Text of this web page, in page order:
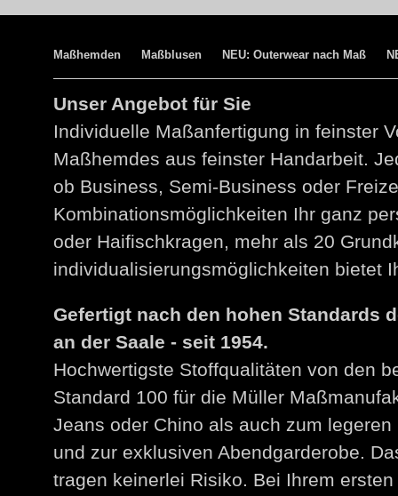
Maßhemden Maßblusen NEU: Outerwear nach Maß
Unser Angebot für Sie
Individuelle Maßanfertigung in feinster
Maßhemdes aus feinster Handarbeit.
ob Business, Semi-Business oder
Kombinationsmöglichkeiten Ihr ganz
oder Haifischkragen, mehr als 20
individualisierungsmöglichkeiten bietet
Gefertigt nach den hohen Standards
an der Saale - seit 1954.
Hochwertigste Stoffqualitäten von den
Standard 100 für die Müller
Jeans oder Chino als auch zum
und zur exklusiven Abendgarderobe.
tragen keinerlei Risiko. Bei Ihrem